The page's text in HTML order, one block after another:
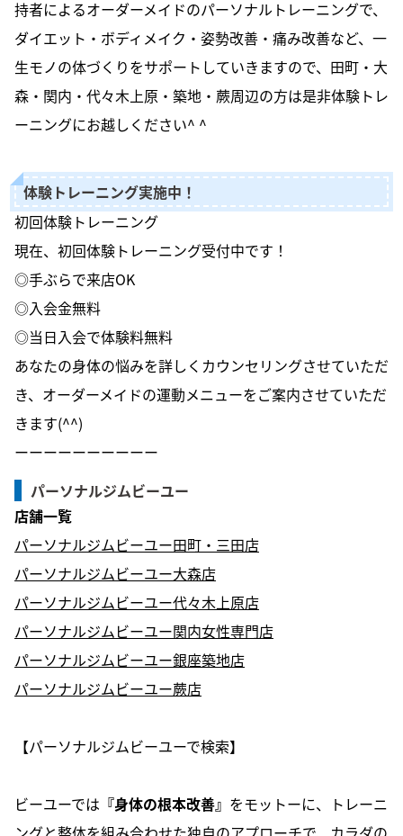
持者によるオーダーメイドのパーソナルトレーニングで、
ダイエット・ボディメイク・姿勢改善・痛み改善など、一
生モノの体づくりをサポートしていきますので、田町・大
森・関内・代々木上原・築地・蕨周辺の方は是非体験トレ
ーニングにお越しください^ ^
体験トレーニング実施中！
初回体験トレーニング
現在、初回体験トレーニング受付中です！
◎手ぶらで来店OK
◎入会金無料
◎当日入会で体験料無料
あなたの身体の悩みを詳しくカウンセリングさせていただ
き、オーダーメイドの運動メニューをご案内させていただ
きます(^^)
ーーーーーーーーーー
パーソナルジムビーユー
店舗一覧
パーソナルジムビーユー田町・三田店
パーソナルジムビーユー大森店
パーソナルジムビーユー代々木上原店
パーソナルジムビーユー関内女性専門店
パーソナルジムビーユー銀座築地店
パーソナルジムビーユー蕨店
【パーソナルジムビーユーで検索】
ビーユーでは 『身体の根本改善』 をモットーに、トレーニ